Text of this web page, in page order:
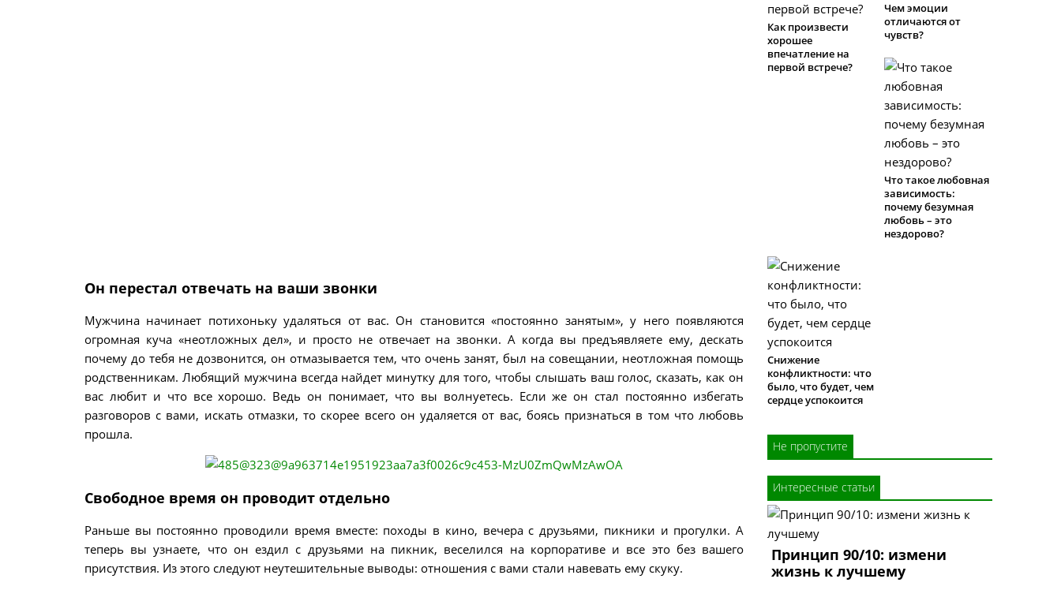
Он перестал отвечать на ваши звонки
Мужчина начинает потихоньку удаляться от вас. Он становится «постоянно занятым», у него появляются
огромная куча «неотложных дел», и просто не отвечает на звонки. А когда вы предъявляете ему, дескать
почему до тебя не дозвонится, он отмазывается тем, что очень занят, был на совещании, неотложная помощь
родственникам. Любящий мужчина всегда найдет минутку для того, чтобы слышать ваш голос, сказать, как он
вас любит и что все хорошо. Ведь он понимает, что вы волнуетесь. Если же он стал постоянно избегать
разговоров с вами, искать отмазки, то скорее всего он удаляется от вас, боясь признаться в том что любовь
прошла.
Свободное время он проводит отдельно
Раньше вы постоянно проводили время вместе: походы в кино, вечера с друзьями, пикники и прогулки. А
теперь вы узнаете, что он ездил с друзьями на пикник, веселился на корпоративе и все это без вашего
присутствия. Из этого следуют неутешительные выводы: отношения с вами стали навевать ему скуку.
Как произвести
хорошее
впечатление на
первой встрече?
Чем эмоции
отличаются от
чувств?
Что такое любовная
зависимость:
почему безумная
любовь – это
нездорово?
Снижение
конфликтности: что
было, что будет, чем
сердце успокоится
Не пропустите
Интересные статьи
Принцип 90/10: измени
жизнь к лучшему